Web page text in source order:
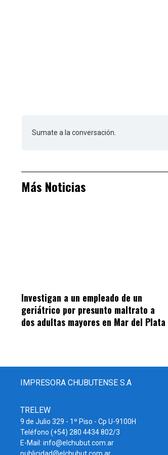
Sumate a la conversación.
Más Noticias
Investigan a un empleado de un
geriátrico por presunto maltrato a
dos adultas mayores en Mar del Plata
IMPRESORA CHUBUTENSE S.A
TRELEW
9 de Julio 329 - 1º Piso - Cp U-9100H
Teléfono (+54) 280 4434 802/3
E-Mail: info@elchubut.com.ar